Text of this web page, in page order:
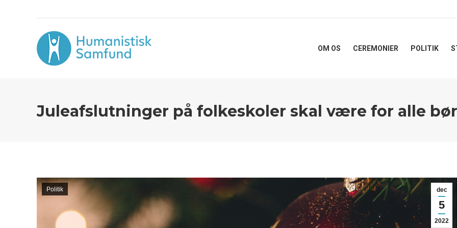
OM OS CEREMONIER POLITIK
Juleafslutninger på folkeskoler skal være for alle
dec
5
2022
Politik